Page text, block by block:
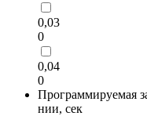
0,03
0
0,04
0
Программируемая
нии, сек